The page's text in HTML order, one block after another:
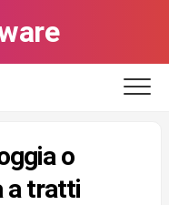
o
a tratti